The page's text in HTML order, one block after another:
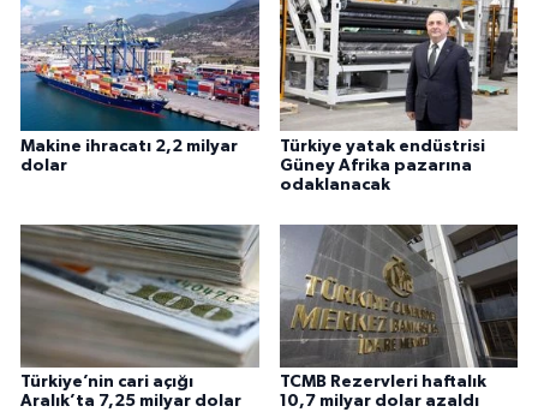
Makine ihracatı 2,2 milyar
dolar
Türkiye yatak endüstrisi
Güney Afrika pazarına
odaklanacak
Türkiye’nin cari açığı
Aralık’ta 7,25 milyar dolar
TCMB Rezervleri haftalık
10,7 milyar dolar azaldı